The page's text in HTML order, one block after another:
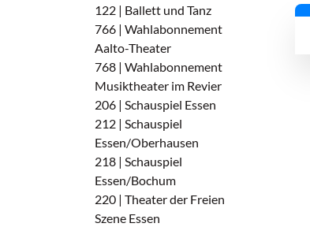
122 | Ballett und Tanz
766 | Wahlabonnement
Aalto-Theater
768 | Wahlabonnement
Musiktheater im Revier
206 | Schauspiel Essen
212 | Schauspiel
Essen/Oberhausen
218 | Schauspiel
Essen/Bochum
220 | Theater der Freien
Szene Essen